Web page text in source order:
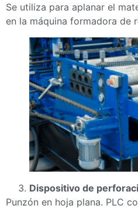
Se utiliza para aplanar el
en la máquina formadora de
Dispositivo de
Punzón en hoja plana. PLC